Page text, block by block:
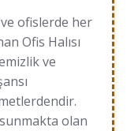
ve ofislerde her
Ofis Halısı
ve
olan